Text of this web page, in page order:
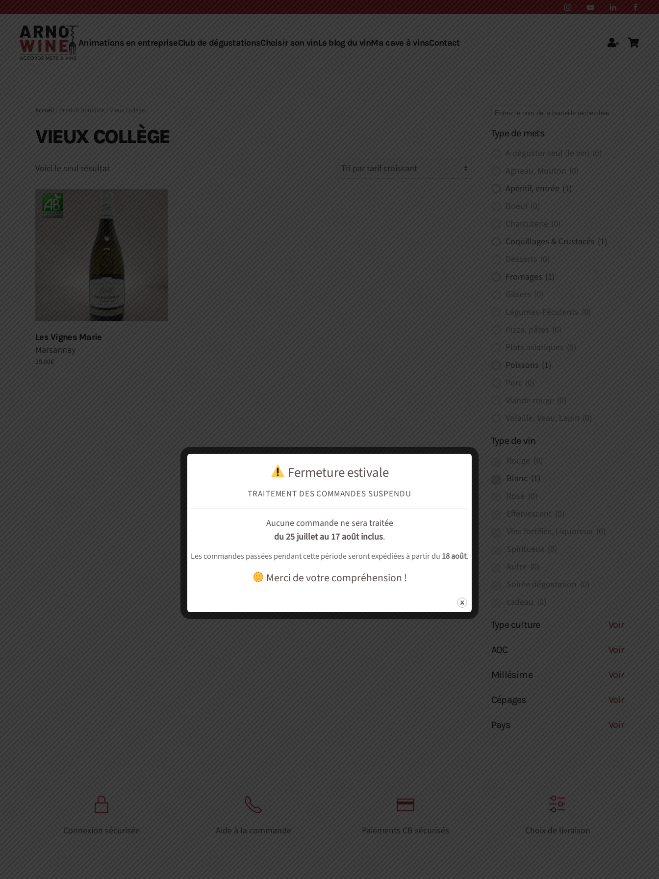
Skip to main content
Animations en entrepriseClub de dégustationsChoisir son vinLe blog du vinMa cave à vinsContact
Accueil / Produit Domaine / Vieux Collège
VIEUX COLLÈGE
Voici le seul résultat
Les Vignes Marie
Marsannay
29,00€
Type de mets
A déguster seul (le vin) (0)
Agneau, Mouton (0)
Apéritif, entrée (1)
Boeuf (0)
Charcuterie (0)
Coquillages & Crustacés (1)
Desserts (0)
Fromages (1)
Gibiers (0)
Légumes-Féculents (0)
Pizza, pâtes (0)
Plats asiatiques (0)
Poissons (1)
Porc (0)
Viande rouge (0)
Volaille, Veau, Lapin (0)
Type de vin
Rouge (0)
Blanc (1)
Rosé (0)
Effervescent (0)
Vins fortifiés, Liquoreux (0)
Spiritueux (0)
Autre (0)
Soirée dégustation (0)
cadeau (0)
Type culture Voir
AOC Voir
Millésime Voir
Cépages Voir
Pays Voir
Connexion sécurisée Aide à la commande Paiements CB sécurisés Choix de livraison
Fermeture estivale
TRAITEMENT DES COMMANDES SUSPENDU
Aucune commande ne sera traitée
du 25 juillet au 17 août inclus.
Les commandes passées pendant cette période seront expédiées à partir du 18 août.
Merci de votre compréhension !